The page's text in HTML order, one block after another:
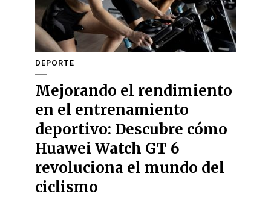
DEPORTE
Mejorando el rendimiento
en el entrenamiento
deportivo: Descubre cómo
Huawei Watch GT 6
revoluciona el mundo del
ciclismo